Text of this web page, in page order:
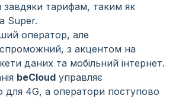
завдяки тарифам, таким як
Super.
оператор, але
з акцентом на
даних та мобільний інтернет.
beCloud управляє
для 4G, а оператори поступово